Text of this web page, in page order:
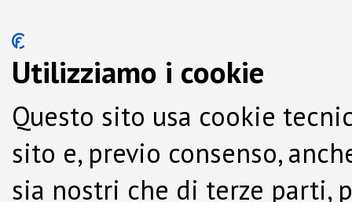
Utilizziamo i cookie
Questo sito usa cookie
sito e, previo consenso,
sia nostri che di terze parti,